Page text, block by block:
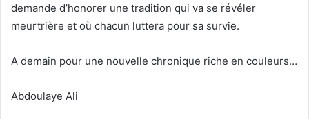
demande d’honorer une tradition qui va se révéler
meurtrière et où chacun luttera pour sa survie.
A demain pour une nouvelle chronique riche en couleurs…
Abdoulaye Ali